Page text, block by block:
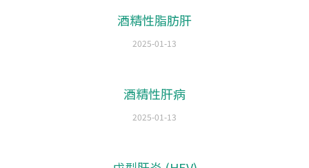
酒精性脂肪肝
2025-01-13
酒精性肝病
2025-01-13